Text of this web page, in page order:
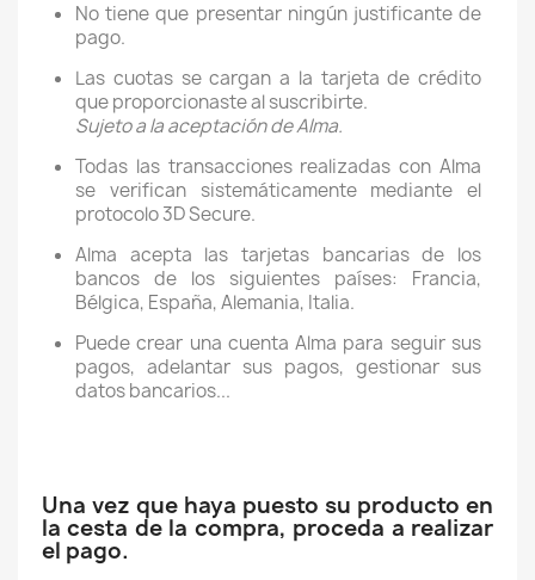
No tiene que presentar ningún justificante de
pago.
Las cuotas se cargan a la tarjeta de crédito
que proporcionaste al suscribirte.
Sujeto a la aceptación de Alma.
Todas las transacciones realizadas con Alma
se verifican sistemáticamente mediante el
protocolo 3D Secure.
Alma acepta las tarjetas bancarias de los
bancos de los siguientes países: Francia,
Bélgica, España, Alemania, Italia.
Puede crear una cuenta Alma para seguir sus
pagos, adelantar sus pagos, gestionar sus
datos bancarios...
Una vez que haya puesto su producto en
la cesta de la compra, proceda a realizar
el pago.